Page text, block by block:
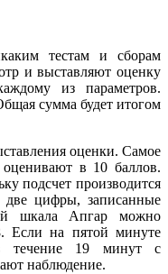
тестам и сборам
и выставляют оценку
из параметров.
сумма будет итогом
оценки. Самое
в 10 баллов.
подсчет производится
две цифры, записанные
шкала Апгар можно
Если на пятой минуте
течение 19 минут с
наблюдение.